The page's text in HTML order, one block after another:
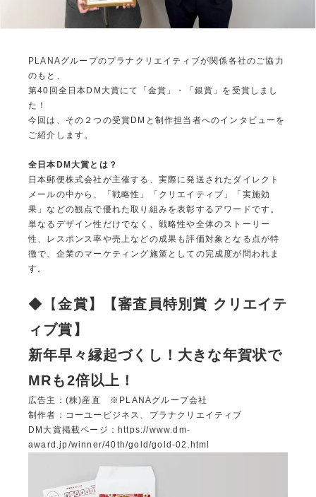
PLANAグループのプラナクリエイティブが関係各社のご協力
のもと、
第40回全日本DM大賞にて「金賞」・「銀賞」を受賞しまし
た！
今回は、その２つの受賞DMと制作担当者へのインタビューを
ご紹介します。
全日本DM大賞とは？
日本郵便株式会社が主催する、実際に発送されたダイレクト
メールの中から、「戦略性」「クリエイティブ」「実施効
果」などの観点で優れた取り組みを表彰するアワードです。
単なるデザイン性だけでなく、戦略性や全体のストーリー
性、レスポンス率や売上などの成果も評価対象となる点が特
徴で、企業のマーケティング施策としての完成度が問われま
す。
◆【金賞】【審査員特別賞 クリエイテ
ィブ賞】
新年早々縁起づくし！大きな年賀状で
MRも2倍以上！
広告主：(株)産直 ※PLANAグループ会社
制作者：コーユービジネス、プラナクリエイティブ
DM大賞掲載ページ： https://www.dm-
award.jp/winner/40th/gold/gold-02.html